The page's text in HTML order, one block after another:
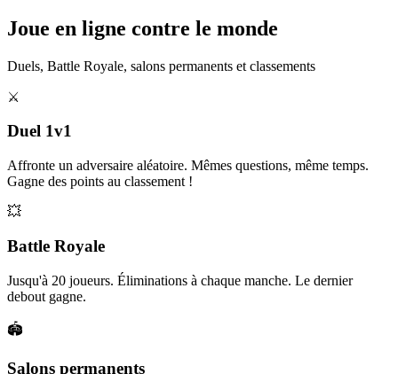
Joue en ligne contre le monde
Duels, Battle Royale, salons permanents et classements
⚔️
Duel 1v1
Affronte un adversaire aléatoire. Mêmes questions, même temps.
Gagne des points au classement !
💥
Battle Royale
Jusqu'à 20 joueurs. Éliminations à chaque manche. Le dernier
debout gagne.
🏟️
Salons permanents